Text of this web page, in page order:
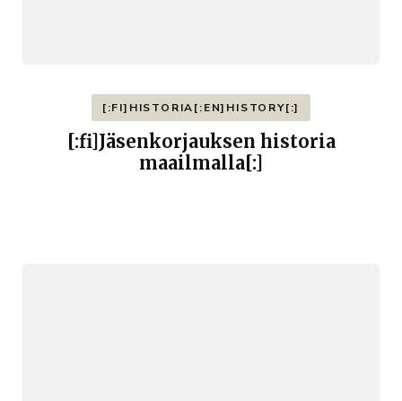
[:FI]HISTORIA[:EN]HISTORY[:]
[:fi]Jäsenkorjauksen historia
maailmalla[:]